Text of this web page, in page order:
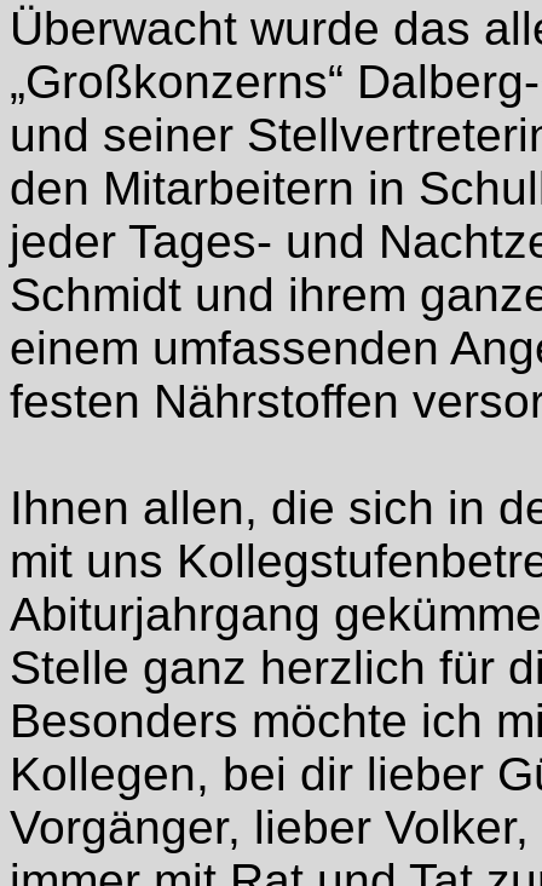
Überwacht wurde das
„Großkonzerns“
und seiner
den Mitarbeitern in
jeder Tages- und
Schmidt und ihrem
einem umfassenden
festen Nährstoffen
Ihnen allen, die sich in
mit uns
Abiturjahrgang
Stelle ganz herzlich für
Besonders möchte ich
Kollegen, bei dir lieber
Vorgänger, lieber